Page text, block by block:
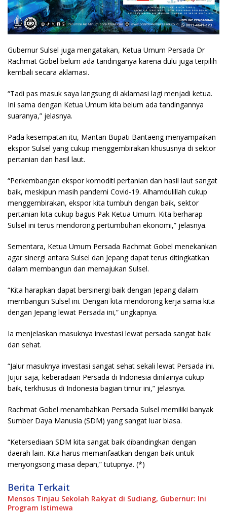
Gubernur Sulsel juga mengatakan, Ketua Umum Persada Dr
Rachmat Gobel belum ada tandinganya karena dulu juga terpilih
kembali secara aklamasi.
“Tadi pas masuk saya langsung di aklamasi lagi menjadi ketua.
Ini sama dengan Ketua Umum kita belum ada tandingannya
suaranya,” jelasnya.
Pada kesempatan itu, Mantan Bupati Bantaeng menyampaikan
ekspor Sulsel yang cukup menggembirakan khususnya di sektor
pertanian dan hasil laut.
“Perkembangan ekspor komoditi pertanian dan hasil laut sangat
baik, meskipun masih pandemi Covid-19. Alhamdulillah cukup
menggembirakan, ekspor kita tumbuh dengan baik, sektor
pertanian kita cukup bagus Pak Ketua Umum. Kita berharap
Sulsel ini terus mendorong pertumbuhan ekonomi,” jelasnya.
Sementara, Ketua Umum Persada Rachmat Gobel menekankan
agar sinergi antara Sulsel dan Jepang dapat terus ditingkatkan
dalam membangun dan memajukan Sulsel.
“Kita harapkan dapat bersinergi baik dengan Jepang dalam
membangun Sulsel ini. Dengan kita mendorong kerja sama kita
dengan Jepang lewat Persada ini,” ungkapnya.
Ia menjelaskan masuknya investasi lewat persada sangat baik
dan sehat.
“Jalur masuknya investasi sangat sehat sekali lewat Persada ini.
Jujur saja, keberadaan Persada di Indonesia dinilainya cukup
baik, terkhusus di Indonesia bagian timur ini,” jelasnya.
Rachmat Gobel menambahkan Persada Sulsel memiliki banyak
Sumber Daya Manusia (SDM) yang sangat luar biasa.
“Ketersediaan SDM kita sangat baik dibandingkan dengan
daerah lain. Kita harus memanfaatkan dengan baik untuk
menyongsong masa depan,” tutupnya. (*)
Berita Terkait
Mensos Tinjau Sekolah Rakyat di Sudiang, Gubernur: Ini
Program Istimewa